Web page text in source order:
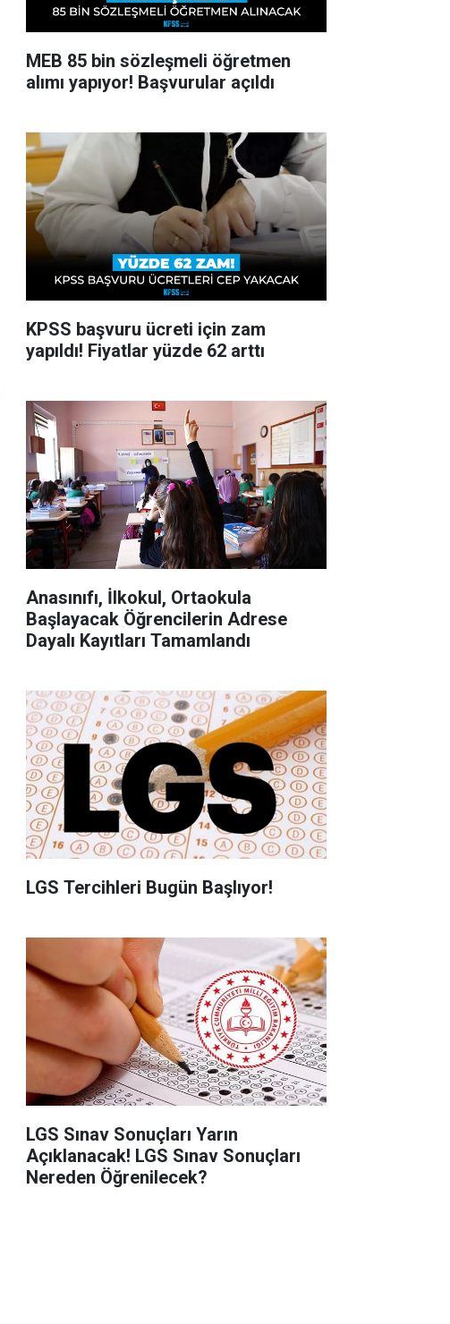
MEB 85 bin sözleşmeli öğretmen
alımı yapıyor! Başvurular açıldı
KPSS başvuru ücreti için zam
yapıldı! Fiyatlar yüzde 62 arttı
Anasınıfı, İlkokul, Ortaokula
Başlayacak Öğrencilerin Adrese
Dayalı Kayıtları Tamamlandı
LGS Tercihleri Bugün Başlıyor!
LGS Sınav Sonuçları Yarın
Açıklanacak! LGS Sınav Sonuçları
Nereden Öğrenilecek?